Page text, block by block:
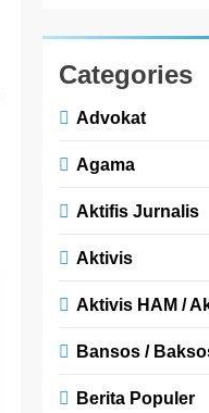
Categories
Advokat
Agama
Aktifis Jurnalis
Aktivis
Aktivis HAM /
Bansos /
Berita Populer